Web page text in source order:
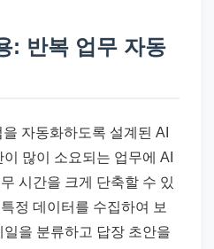
: 반복 업무 자동
자동화하도록 설계된 AI
많이 소요되는 업무에 AI
시간을 크게 단축할 수 있
정 데이터를 수집하여 보
을 분류하고 답장 초안을